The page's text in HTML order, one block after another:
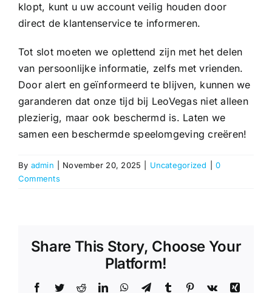
klopt, kunt u uw account veilig houden door
direct de klantenservice te informeren.
Tot slot moeten we oplettend zijn met het delen
van persoonlijke informatie, zelfs met vrienden.
Door alert en geïnformeerd te blijven, kunnen we
garanderen dat onze tijd bij LeoVegas niet alleen
plezierig, maar ook beschermd is. Laten we
samen een beschermde speelomgeving creëren!
By admin November 20, 2025 Uncategorized
0
Comments
Share This Story, Choose Your
Platform!
Facebook
TwitterRedditLinkedInWhatsApp
TelegramTumblr Pinterest
Vk
Xing